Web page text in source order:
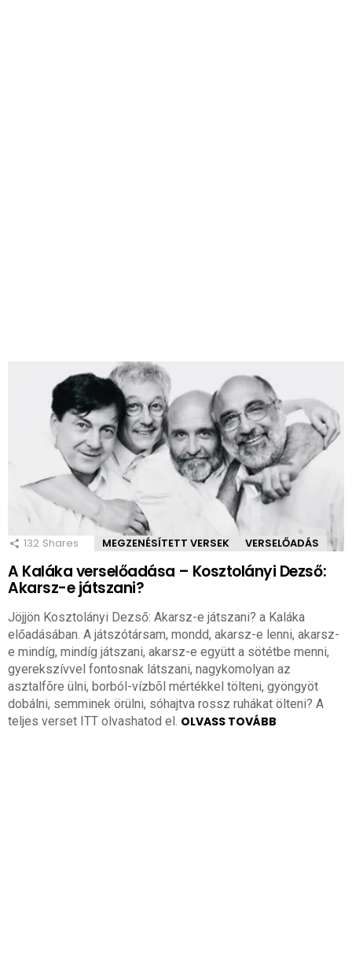
132 Shares MEGZENÉSÍTETT VERSEK VERSELŐADÁS
A Kaláka verselőadása – Kosztolányi Dezső:
Akarsz-e játszani?
Jöjjön Kosztolányi Dezső: Akarsz-e játszani? a Kaláka
előadásában. A játszótársam, mondd, akarsz-e lenni, akarsz-
e mindíg, mindíg játszani, akarsz-e együtt a sötétbe menni,
gyerekszívvel fontosnak látszani, nagykomolyan az
asztalfõre ülni, borból-vízbõl mértékkel tölteni, gyöngyöt
dobálni, semminek örülni, sóhajtva rossz ruhákat ölteni? A
teljes verset ITT olvashatod el. OLVASS TOVÁBB